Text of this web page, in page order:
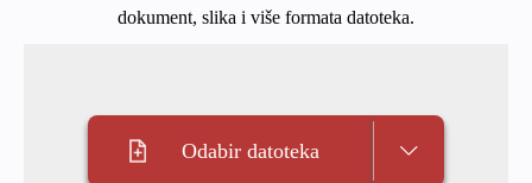
dokument, slika i više formata datoteka.
Odabir datoteka